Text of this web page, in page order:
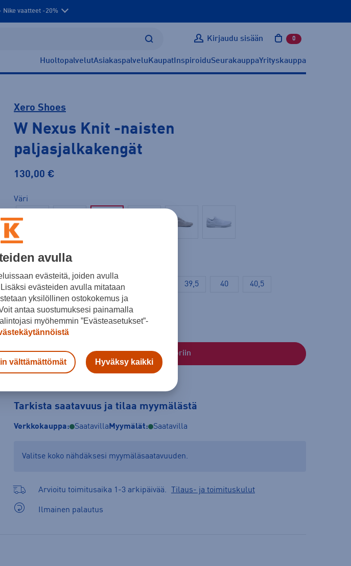
Nike vaatteet -20%
Kirjaudu sisään 0 tuotetta
HuoltopalvelutAsiakaspalvelu Kaupat InspiroiduSeurakauppaYrityskauppa
Xero Shoes
W Nexus Knit -naisten
paljasjalkakengät
130,00 €
Väri
37 37,5 38 38,5 39,5 40 40,5
Kokotaulukko
Lisää ostoskoriin
Tarkista saatavuus ja tilaa myymälästä
Verkkokauppa: Saatavilla Myymälät: Saatavilla
Valitse koko nähdäksesi myymäläsaatavuuden.
Arvioitu toimitusaika 1-3 arkipäivää. Tilaus- ja toimituskulut
Ilmainen palautus
avulla
evästeitä, joiden avulla
evästeiden avulla mitataan
yksilöllinen ostokokemus ja
antaa suostumuksesi painamalla
myöhemmin ”Evästeasetukset”-
välttämättömät Hyväksy kaikki